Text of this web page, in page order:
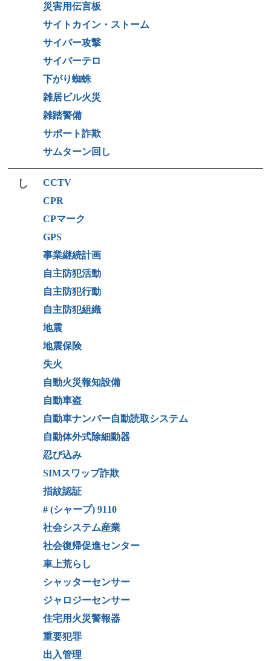
災害用伝言板
サイトカイン・ストーム
サイバー攻撃
サイバーテロ
下がり蜘蛛
雑居ビル火災
雑踏警備
サポート詐欺
サムターン回し
し
CCTV
CPR
CPマーク
GPS
事業継続計画
自主防犯活動
自主防犯行動
自主防犯組織
地震
地震保険
失火
自動火災報知設備
自動車盗
自動車ナンバー自動読取システム
自動体外式除細動器
忍び込み
SIMスワップ詐欺
指紋認証
# (シャープ) 9110
社会システム産業
社会復帰促進センター
車上荒らし
シャッターセンサー
ジャロジーセンサー
住宅用火災警報器
重要犯罪
出入管理